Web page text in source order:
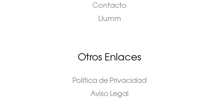
Contacto
Llumm
Otros Enlaces
Política de Privacidad
Aviso Legal